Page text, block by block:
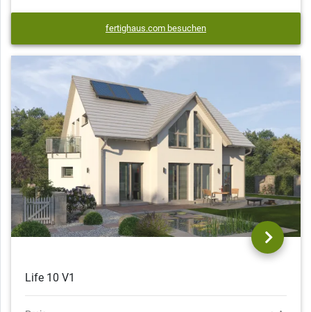
fertighaus.com besuchen
Life 10 V1